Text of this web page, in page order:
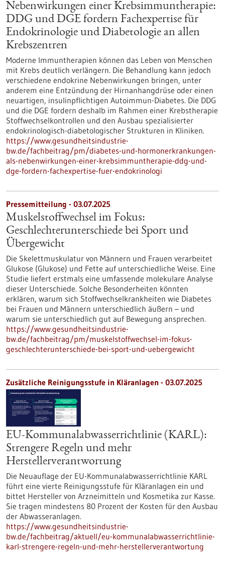
Nebenwirkungen einer Krebsimmuntherapie:
DDG und DGE fordern Fachexpertise für
Endokrinologie und Diabetologie an allen
Krebszentren
Moderne Immuntherapien können das Leben von Menschen
mit Krebs deutlich verlängern. Die Behandlung kann jedoch
verschiedene endokrine Nebenwirkungen bringen, unter
anderem eine Entzündung der Hirnanhangdrüse oder einen
neuartigen, insulinpflichtigen Autoimmun-Diabetes. Die DDG
und die DGE fordern deshalb im Rahmen einer Krebstherapie
Stoffwechselkontrollen und den Ausbau spezialisierter
endokrinologisch-diabetologischer Strukturen in Kliniken.
https://www.gesundheitsindustrie-
bw.de/fachbeitrag/pm/diabetes-und-hormonerkrankungen-
als-nebenwirkungen-einer-krebsimmuntherapie-ddg-und-
dge-fordern-fachexpertise-fuer-endokrinologi
Pressemitteilung - 03.07.2025
Muskelstoffwechsel im Fokus:
Geschlechterunterschiede bei Sport und
Übergewicht
Die Skelettmuskulatur von Männern und Frauen verarbeitet
Glukose (Glukose) und Fette auf unterschiedliche Weise. Eine
Studie liefert erstmals eine umfassende molekulare Analyse
dieser Unterschiede. Solche Besonderheiten könnten
erklären, warum sich Stoffwechselkrankheiten wie Diabetes
bei Frauen und Männern unterschiedlich äußern – und
warum sie unterschiedlich gut auf Bewegung ansprechen.
https://www.gesundheitsindustrie-
bw.de/fachbeitrag/pm/muskelstoffwechsel-im-fokus-
geschlechterunterschiede-bei-sport-und-uebergewicht
Zusätzliche Reinigungsstufe in Kläranlagen - 03.07.2025
EU-Kommunalabwasserrichtlinie (KARL):
Strengere Regeln und mehr
Herstellerverantwortung
Die Neuauflage der EU-Kommunalabwasserrichtlinie KARL
führt eine vierte Reinigungsstufe für Kläranlagen ein und
bittet Hersteller von Arzneimitteln und Kosmetika zur Kasse.
Sie tragen mindestens 80 Prozent der Kosten für den Ausbau
der Abwasseranlagen.
https://www.gesundheitsindustrie-
bw.de/fachbeitrag/aktuell/eu-kommunalabwasserrichtlinie-
karl-strengere-regeln-und-mehr-herstellerverantwortung